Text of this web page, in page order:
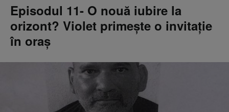
Episodul 11- O nouă iubire la
orizont? Violet primește o invitație
în oraș